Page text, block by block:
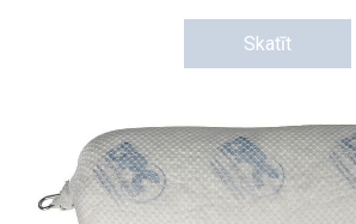
Skatīt